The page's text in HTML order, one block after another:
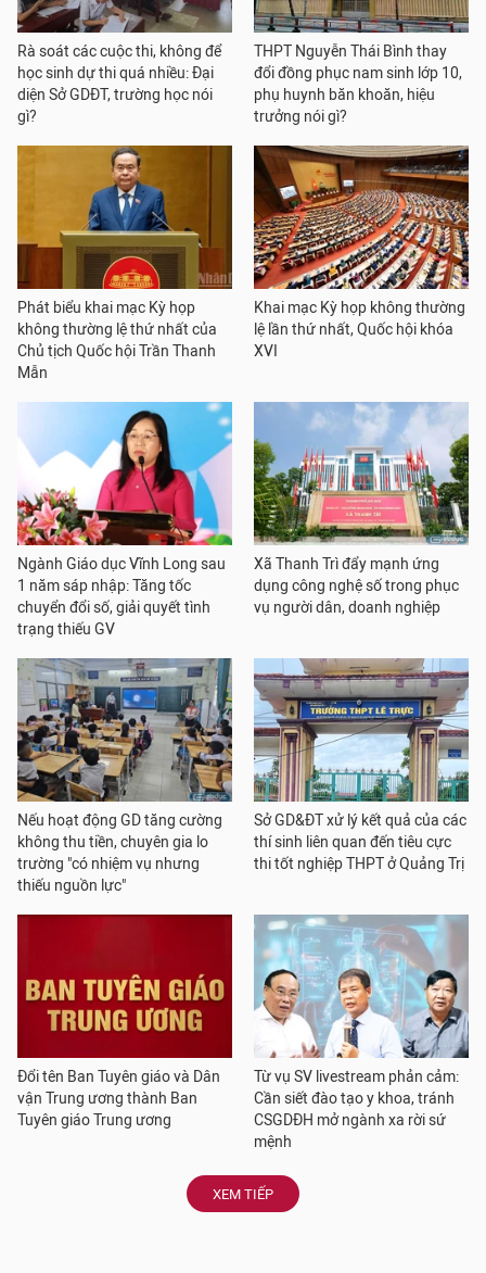
Rà soát các cuộc thi, không để
học sinh dự thi quá nhiều: Đại
diện Sở GDĐT, trường học nói
gì?
THPT Nguyễn Thái Bình thay
đổi đồng phục nam sinh lớp 10,
phụ huynh băn khoăn, hiệu
trưởng nói gì?
Phát biểu khai mạc Kỳ họp
không thường lệ thứ nhất của
Chủ tịch Quốc hội Trần Thanh
Mẫn
Khai mạc Kỳ họp không thường
lệ lần thứ nhất, Quốc hội khóa
XVI
Ngành Giáo dục Vĩnh Long sau
1 năm sáp nhập: Tăng tốc
chuyển đổi số, giải quyết tình
trạng thiếu GV
Xã Thanh Trì đẩy mạnh ứng
dụng công nghệ số trong phục
vụ người dân, doanh nghiệp
Nếu hoạt động GD tăng cường
không thu tiền, chuyên gia lo
trường "có nhiệm vụ nhưng
thiếu nguồn lực"
Sở GD&ĐT xử lý kết quả của các
thí sinh liên quan đến tiêu cực
thi tốt nghiệp THPT ở Quảng Trị
Đổi tên Ban Tuyên giáo và Dân
vận Trung ương thành Ban
Tuyên giáo Trung ương
Từ vụ SV livestream phản cảm:
Cần siết đào tạo y khoa, tránh
CSGDĐH mở ngành xa rời sứ
mệnh
XEM TIẾP